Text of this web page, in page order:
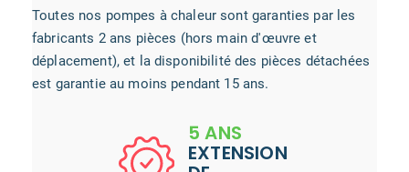
Toutes nos pompes à chaleur sont garanties par les
fabricants 2 ans pièces (hors main d'œuvre et
déplacement), et la disponibilité des pièces détachées
est garantie au moins pendant 15 ans.
5 ANS
EXTENSION